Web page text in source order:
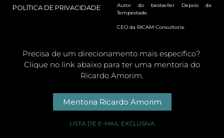
POLÍTICA DE PRIVACIDADE
Autor do bestseller Depois da
Tempestade.
CEO da RICAM Consultoria.
Precisa de um direcionamento mais específico?
Clique no link abaixo para ter uma mentoria do
Ricardo Amorim.
Mentoria Ricardo Amorim
LISTA DE E-MAIL EXCLUSIVA